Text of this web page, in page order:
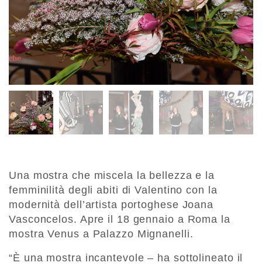
Una mostra che miscela la bellezza e la
femminilità degli abiti di Valentino con la
modernità dell’artista portoghese Joana
Vasconcelos. Apre il 18 gennaio a Roma la
mostra Venus a Palazzo Mignanelli.
“È una mostra incantevole – ha sottolineato il